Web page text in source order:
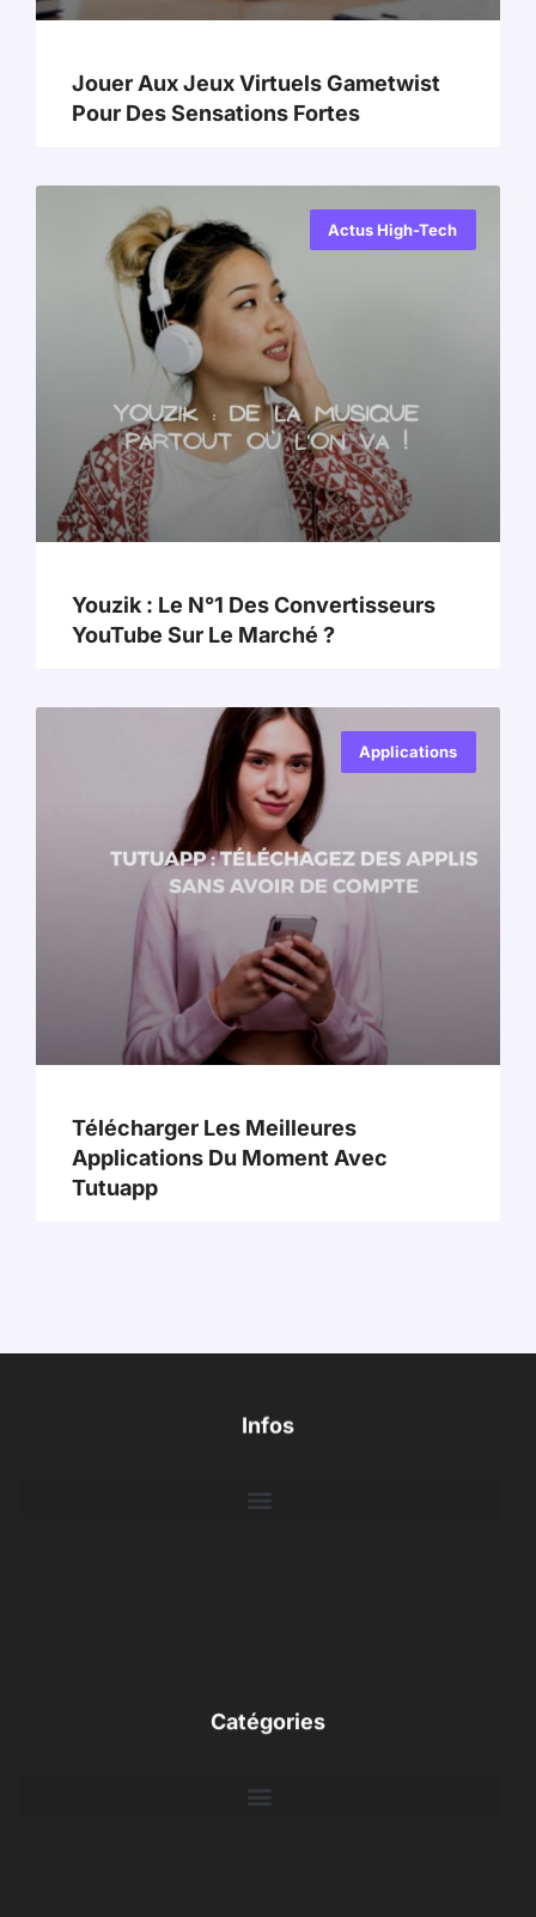
Jouer Aux Jeux Virtuels Gametwist
Pour Des Sensations Fortes
Actus High-Tech
Youzik : Le N°1 Des Convertisseurs
YouTube Sur Le Marché ?
Applications
Télécharger Les Meilleures
Applications Du Moment Avec
Tutuapp
Infos
Catégories